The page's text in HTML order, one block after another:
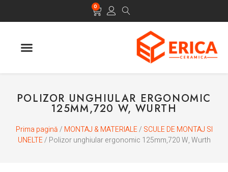
0
POLIZOR UNGHIULAR ERGONOMIC
125MM,720 W, WURTH
Prima pagină/ MONTAJ & MATERIALE/ SCULE DE MONTAJ SI
UNELTE/ Polizor unghiular ergonomic 125mm,720 W, Wurth